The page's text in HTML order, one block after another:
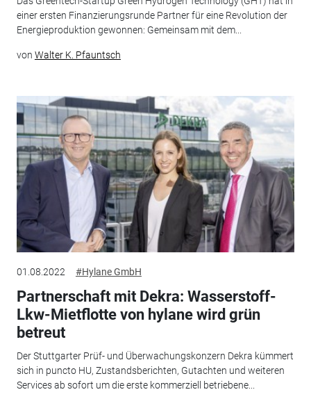
einer ersten Finanzierungsrunde Partner für eine Revolution der
Energieproduktion gewonnen: Gemeinsam mit dem...
von Walter K. Pfauntsch
01.08.2022 #Hylane GmbH
Partnerschaft mit Dekra: Wasserstoff-
Lkw-Mietflotte von hylane wird grün
betreut
Der Stuttgarter Prüf- und Überwachungskonzern Dekra kümmert
sich in puncto HU, Zustandsberichten, Gutachten und weiteren
Services ab sofort um die erste kommerziell betriebene...